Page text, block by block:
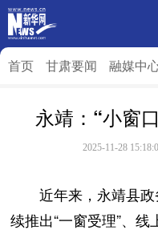
首页 甘肃要闻 融媒中
永靖：“小窗
2025-11-28
近年来，永靖县政
续推出“一窗受理”、